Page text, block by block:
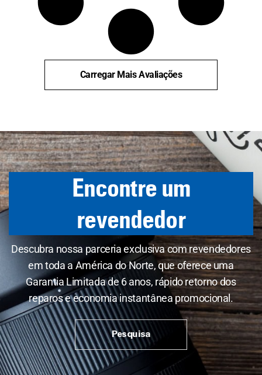
Carregar Mais Avaliações
Encontre um
revendedor
Descubra nossa parceria exclusiva com revendedores
em toda a América do Norte, que oferece uma
Garantia Limitada de 6 anos, rápido retorno dos
reparos e economia instantânea promocional.
Pesquisa